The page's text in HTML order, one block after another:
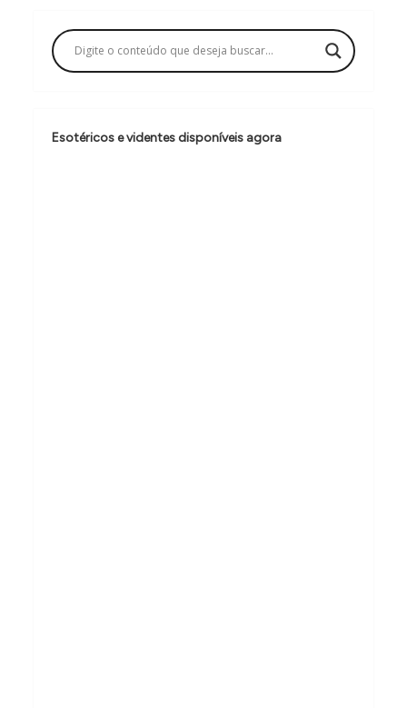
ç
ã
d
Esotéricos e videntes disponíveis agora